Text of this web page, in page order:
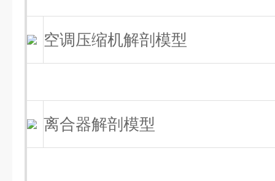
空调压缩机解剖模型
离合器解剖模型